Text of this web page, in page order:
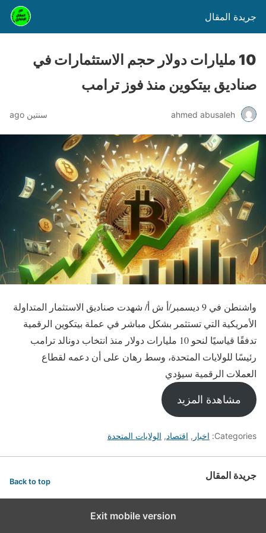
جريدة المقال
10 مليارات دولار حجم الاستثمارات في
صناديق بيتكوين منذ فوز ترامب
ahmed abusaleh سنتين ago
واشنطن في 9 ديسمبر/أ ش أ/ شهدت صناديق الاستثمار المتداولة
الأمريكية التي تستثمر بشكل مباشر في عملة بيتكوين الرقمية
تدفقًا قياسيًا لنحو 10 مليارات دولار منذ انتخاب دونالد ترامب
رئيسًا للولايات المتحدة، وسط رهان على أن دعمه لقطاع
العملات الرقمية سيؤدي
مشاهدة المزيد
Categories: اخبار , اقتصاد, الولايات المتحدة
جريدة المقال Back to top
Exit mobile version